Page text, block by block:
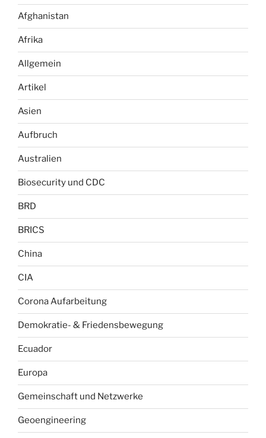
Afghanistan
Afrika
Allgemein
Artikel
Asien
Aufbruch
Australien
Biosecurity und CDC
BRD
BRICS
China
CIA
Corona Aufarbeitung
Demokratie- & Friedensbewegung
Ecuador
Europa
Gemeinschaft und Netzwerke
Geoengineering